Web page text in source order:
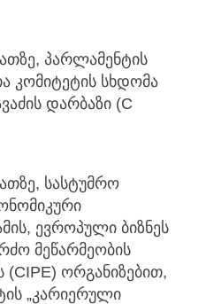
პარლამენტის
კომიტეტის სხდომა
დარბაზი (C
სასტუმრო
ევროპული ბიზნეს
მეწარმეობის
ორგანიზებით,
„კარიერული